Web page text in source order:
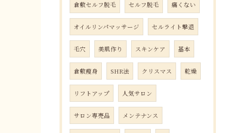
倉敷セルフ脱毛 セルフ脱毛 痛くない
オイルリンパマッサージ セルライト撃退
毛穴 美肌作り スキンケア 基本
倉敷瘦身 SHR法 クリスマス 乾燥
リフトアップ 人気サロン
サロン専売品 メンテナンス